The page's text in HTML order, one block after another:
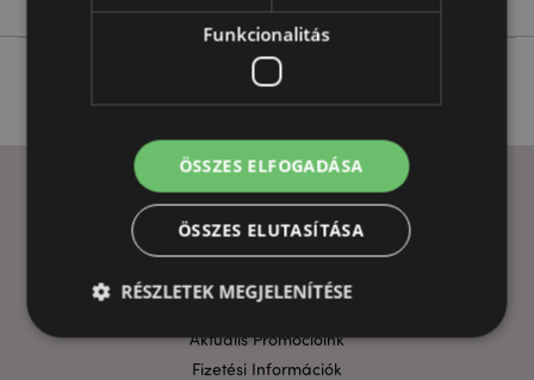
HASZNOS LINKEK
Szállítási költségek
Aktuális Promócióink
Fizetési Információk
Funkcionalitás
ÖSSZES ELFOGADÁSA
ÖSSZES ELUTASÍTÁSA
RÉSZLETEK MEGJELENÍTÉSE